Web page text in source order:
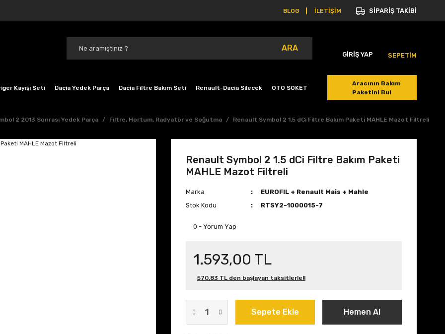
BLOG İLETİŞİM SİPARİŞ TAKİBİ
ARA
GİRİŞ YAP SEPETİM
Kayışı Seti Dacia Yedek Parça Dacia Filtre Bakım Seti Renault-Dacia Silecek OTO SOKET
Aracının Bakım
Paketini Bul
2 2013 Sonrası Yedek Parça Filtre, Hortum, Radyatör ve Soğutma Renault Symbol 2 1.5 dCi Filtre Bakım Paketi MAHLE Mazot Filtreli
Renault Symbol 2 1.5 dCi Filtre Bakım Paketi
MAHLE Mazot Filtreli
Marka
EUROFIL + Renault Mais + Mahle
Stok Kodu
RTSY2-1000015-7
0 - Yorum Yap
1.593,00 TL
570,83 TL den başlayan taksitlerle!!
Sepete Ekle Hemen Al